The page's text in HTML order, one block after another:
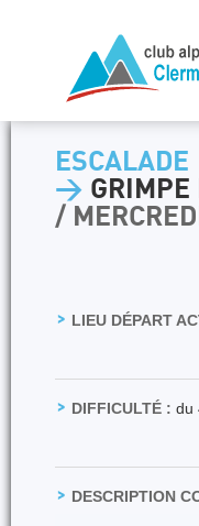
ESCALADE
> GRIMPE
/
LIEU DÉPART
DIFFICULTÉ : du
DESCRIPTION